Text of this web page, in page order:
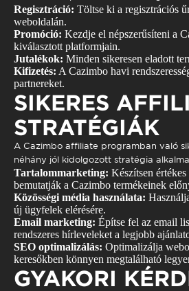
Regisztráció: Töltse ki a regisztrációs
weboldalán.
Promóció: Kezdje el népszerűsíteni a
kiválasztott platformjain.
Jutalékok: Minden sikeresen eladott
Kifizetés: A Cazimbo havi
partnereket.
SIKERES
STRATÉGIÁK
A Cazimbo affiliate programban való
néhány jól kidolgozott stratégia
Tartalommarketing: Készítsen
bemutatják a Cazimbo termékeinek
Közösségi média használata:
új ügyfelek elérésére.
Email marketing: Építse fel az email
rendszeres hírleveleket a legjobb
SEO optimalizálás: Optimalizálja
keresőkben könnyen megtalálható
GYAKORI